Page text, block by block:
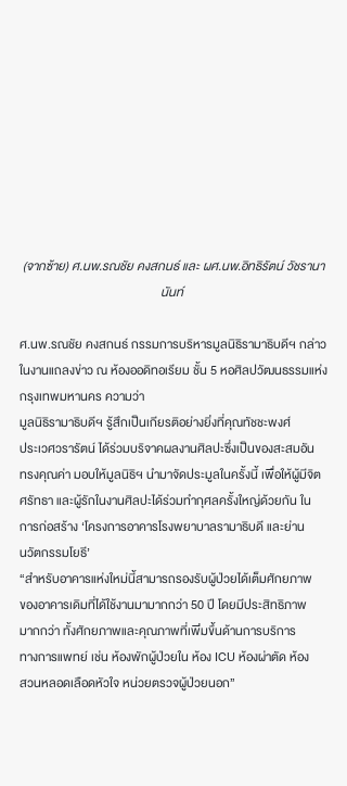
(จากซ้าย) ศ.นพ.รณชัย คงสกนธ์ และ ผศ.นพ.อิทธิรัตน์ วัชรานา
นันท์
ศ.นพ.รณชัย คงสกนธ์ กรรมการบริหารมูลนิธิรามาธิบดีฯ กล่าว
ในงานแถลงข่าว ณ ห้องออดิทอเรียม ชั้น 5 หอศิลปวัฒนธรรมแห่ง
กรุงเทพมหานคร ความว่า
มูลนิธิรามาธิบดีฯ รู้สึกเป็นเกียรติอย่างยิ่งที่คุณทัชชะพงศ์
ประเวศวรารัตน์ ได้ร่วมบริจาคผลงานศิลปะซึ่งเป็นของสะสมอัน
ทรงคุณค่า มอบให้มูลนิธิฯ นำมาจัดประมูลในครั้งนี้ เพื่อให้ผู้มีจิต
ศรัทธา และผู้รักในงานศิลปะได้ร่วมทำกุศลครั้งใหญ่ด้วยกัน ใน
การก่อสร้าง ‘โครงการอาคารโรงพยาบาลรามาธิบดี และย่าน
นวัตกรรมโยธี’
“สำหรับอาคารแห่งใหม่นี้สามารถรองรับผู้ป่วยได้เต็มศักยภาพ
ของอาคารเดิมที่ได้ใช้งานมามากกว่า 50 ปี โดยมีประสิทธิภาพ
มากกว่า ทั้งศักยภาพและคุณภาพที่เพิ่มขึ้นด้านการบริการ
ทางการแพทย์ เช่น ห้องพักผู้ป่วยใน ห้อง ICU ห้องผ่าตัด ห้อง
สวนหลอดเลือดหัวใจ หน่วยตรวจผู้ป่วยนอก”